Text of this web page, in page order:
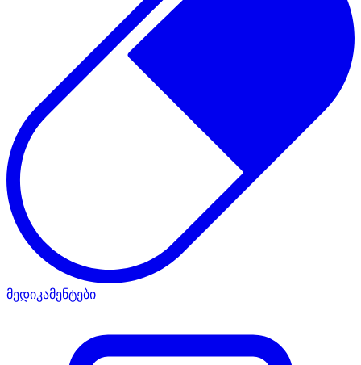
მედიკამენტები